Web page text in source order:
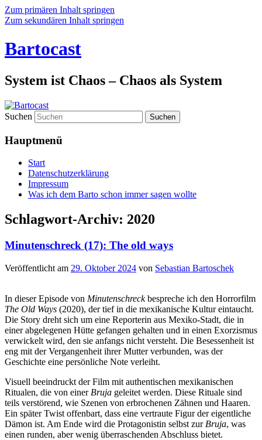
Zum primären Inhalt springen
Zum sekundären Inhalt springen
Bartocast
System ist Chaos – Chaos als System
Suchen
Hauptmenü
Start
Datenschutzerklärung
Impressum
Was ich dem Barto schon immer sagen wollte
Schlagwort-Archiv: 2020
Minutenschreck (17): The old ways
Veröffentlicht am 29. Oktober 2024 von Sebastian Bartoschek
In dieser Episode von Minutenschreckbespreche ich den Horrorfilm
The Old Ways (2020), der tief in die mexikanische Kultur eintaucht.
Die Story dreht sich um eine Reporterin aus Mexiko-Stadt, die in
einer abgelegenen Hütte gefangen gehalten und in einen Exorzismus
verwickelt wird, den sie anfangs nicht versteht. Die Besessenheit ist
eng mit der Vergangenheit ihrer Mutter verbunden, was der
Geschichte eine persönliche Note verleiht.
Visuell beeindruckt der Film mit authentischen mexikanischen
Ritualen, die von einer Bruja geleitet werden. Diese Rituale sind
teils verstörend, wie Szenen von erbrochenen Zähnen und Haaren.
Ein später Twist offenbart, dass eine vertraute Figur der eigentliche
Dämon ist. Am Ende wird die Protagonistin selbst zur Bruja, was
einen runden, aber wenig überraschenden Abschluss bietet.